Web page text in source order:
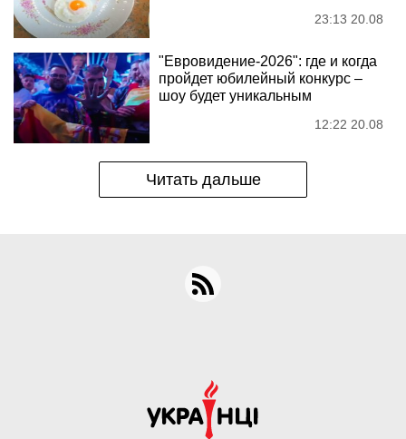
23:13 20.08
"Евровидение-2026": где и когда
пройдет юбилейный конкурс –
шоу будет уникальным
12:22 20.08
Читать дальше